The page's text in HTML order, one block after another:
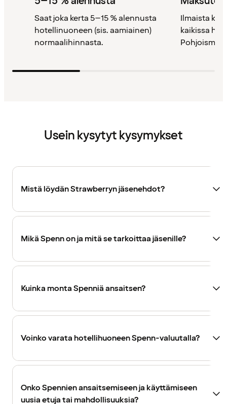
Saat joka kerta 5–15 % alennusta
hotellinuoneen (sis. aamiainen)
normaalihinnasta.
Ilmaista
kaikissa
Usein kysytyt kysymykset
Mistä löydän Strawberryn jäsenehdot?
Mikä Spenn on ja mitä se tarkoittaa jäsenille?
Kuinka monta Spenniä ansaitsen?
Voinko varata hotellihuoneen Spenn-valuutalla?
Onko Spennien ansaitsemiseen ja käyttämiseen
uusia etuja tai mahdollisuuksia?